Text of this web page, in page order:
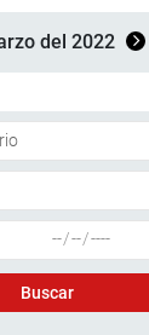
del 2022